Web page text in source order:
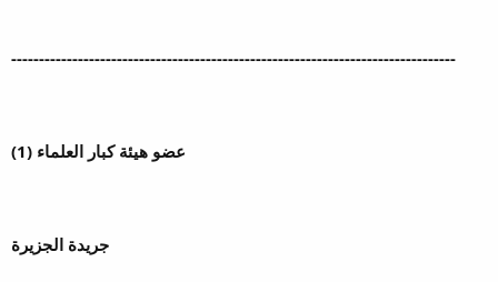
--------------------------------------------------------------------------------
(1) عضو هيئة كبار العلماء
جريدة الجزيرة